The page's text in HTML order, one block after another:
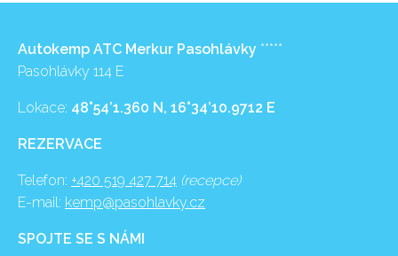
Autokemp ATC Merkur Pasohlávky *****
Pasohlávky 114 E
Lokace: 48°54’1.360 N, 16°34’10.9712 E
REZERVACE
Telefon: +420 519 427 714 (recepce)
E-mail: kemp@pasohlavky.cz
SPOJTE SE S NÁMI